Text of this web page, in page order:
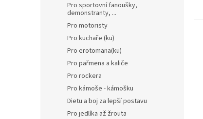
Pro sportovní fanoušky,
demonstranty, ...
Pro motoristy
Pro kuchaře (ku)
Pro erotomana(ku)
Pro pařmena a kaliče
Pro rockera
Pro kámoše - kámošku
Dietu a boj za lepší postavu
Pro jedlíka až žrouta